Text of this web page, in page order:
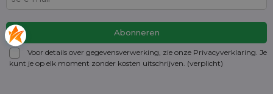
Voor details over gegevensverwerking, zie onze Privacyverklaring. Je
kunt je op elk moment zonder kosten uitschrijven. (verplicht)